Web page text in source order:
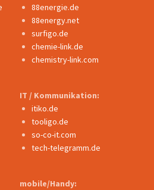
88energie.de
88energy.net
surfigo.de
chemie-link.de
chemistry-link.com
IT / Kommunikation:
itiko.de
tooligo.de
so-co-it.com
tech-telegramm.de
mobile/Handy: